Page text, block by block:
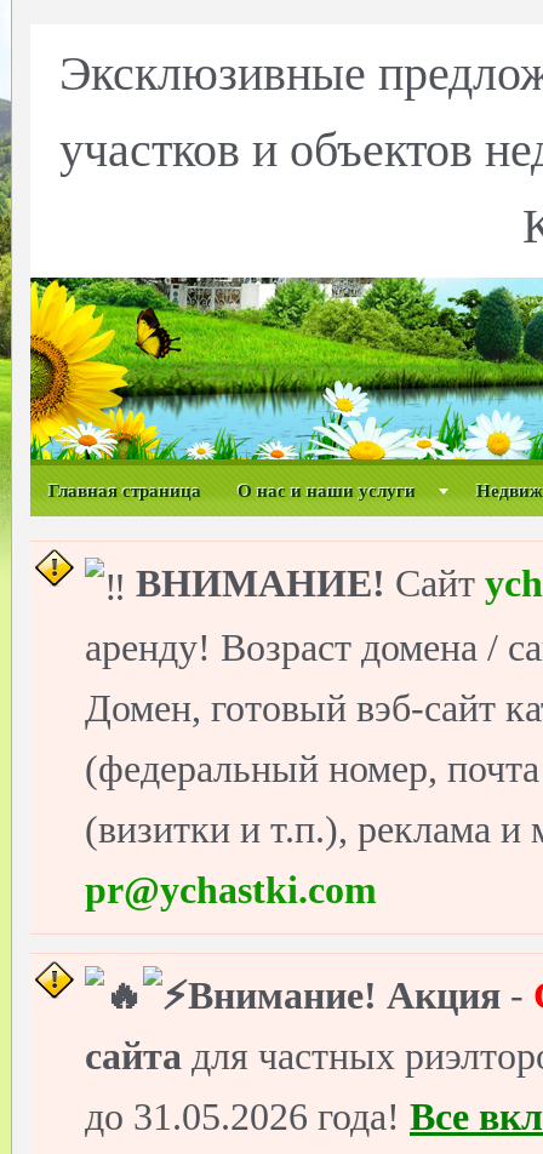
Эксклюзивные
участков и объектов
Главная страница О нас и наши услуги
ВНИМАНИЕ! Сайт
аренду! Возраст домена /
Домен, готовый вэб-сайт
(федеральный номер,
(визитки и т.п.), реклама и
pr@ychastki.com
Внимание! Акция -
сайта для частных
до 31.05.2026 года! Все